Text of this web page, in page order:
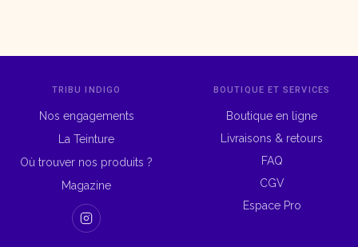
TRIBU INDIGO
Nos engagements
La Teinture
Où trouver nos produits ?
Magazine
BOUTIQUE ET SERVICES
Boutique en ligne
Livraisons & retours
FAQ
CGV
Espace Pro